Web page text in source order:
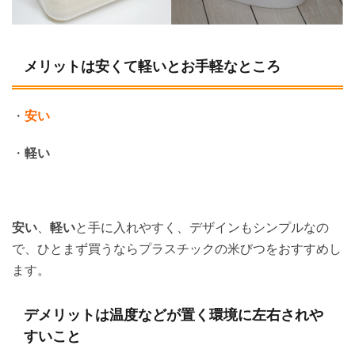
メリットは安くて軽いとお手軽なところ
・ 安い
・ 軽い
安い 軽いと手に入れやすく、デザインもシンプルなの
で、ひとまず買うならプラスチックの米びつをおすすめし
ます。
デメリットは温度などが置く環境に左右されや
すいこと